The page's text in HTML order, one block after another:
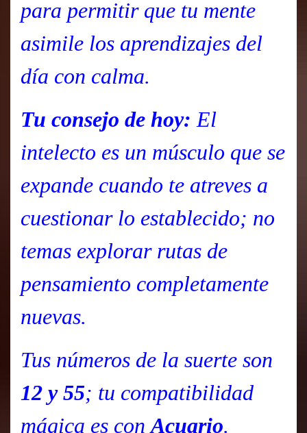
para permitir que tu mente
asimile los aprendizajes del
día con calma.
Tu consejo de hoy: El
intelecto es un músculo que se
expande cuando te atreves a
cuestionar lo establecido; no
temas explorar rutas de
pensamiento completamente
nuevas.
Tus números de la suerte son
12 y 55; tu compatibilidad
mágica es conAcuario.